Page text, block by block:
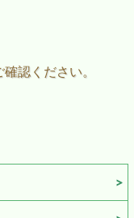
認ください。